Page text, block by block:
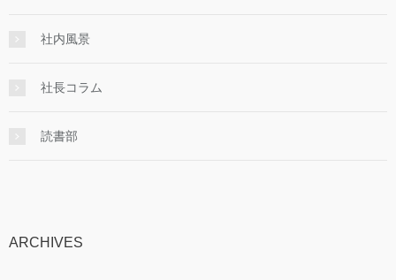
社内風景
社長コラム
読書部
ARCHIVES